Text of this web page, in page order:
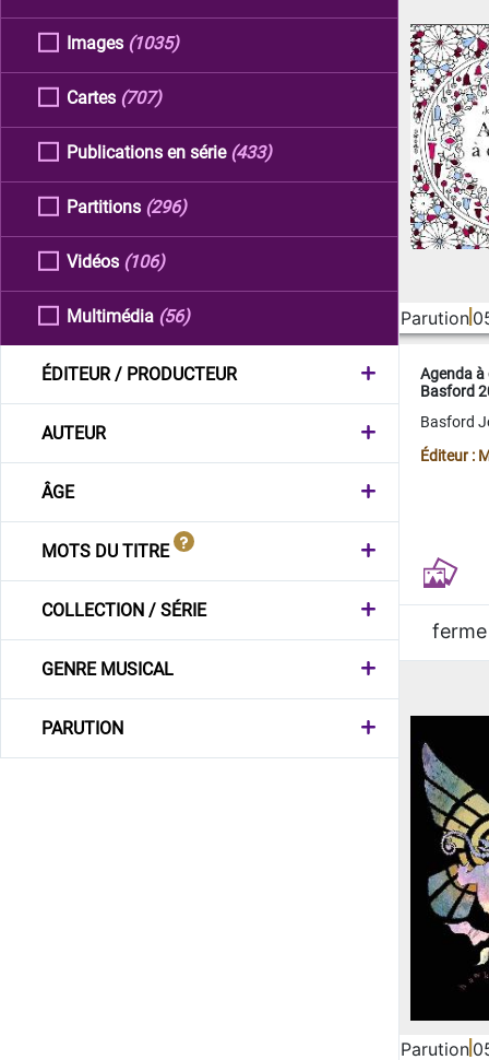
Images (1035)
Cartes (707)
Publications en série (433)
Partitions (296)
Vidéos (106)
Multimédia (56)
ÉDITEUR / PRODUCTEUR
AUTEUR
ÂGE
MOTS DU TITRE
COLLECTION / SÉRIE
GENRE MUSICAL
PARUTION
Parution
Agenda
Basford
Basford
Éditeur :
ferme
Parution